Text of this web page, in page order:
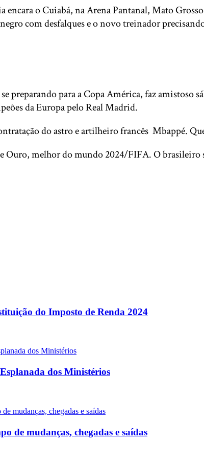
o Cuiabá, na Arena Pantanal, Mato
com desfalques e o novo treinador
preparando para a Copa América, faz amistoso
da Europa pelo Real Madrid.
do astro e artilheiro francês Mbappé.
Ouro, melhor do mundo 2024/FIFA. O
do Imposto de Renda 2024
dos Ministérios
de mudanças, chegadas e saídas